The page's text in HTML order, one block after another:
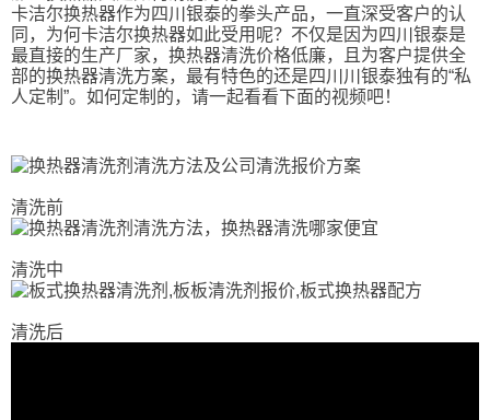
卡洁尔换热器作为四川银泰的拳头产品，一直深受客户的认
同，为何卡洁尔换热器如此受用呢？不仅是因为四川银泰是
最直接的生产厂家，换热器清洗价格低廉，且为客户提供全
部的换热器清洗方案，最有特色的还是四川川银泰独有的“私
人定制”。如何定制的，请一起看看下面的视频吧！
清洗前
清洗中
清洗后